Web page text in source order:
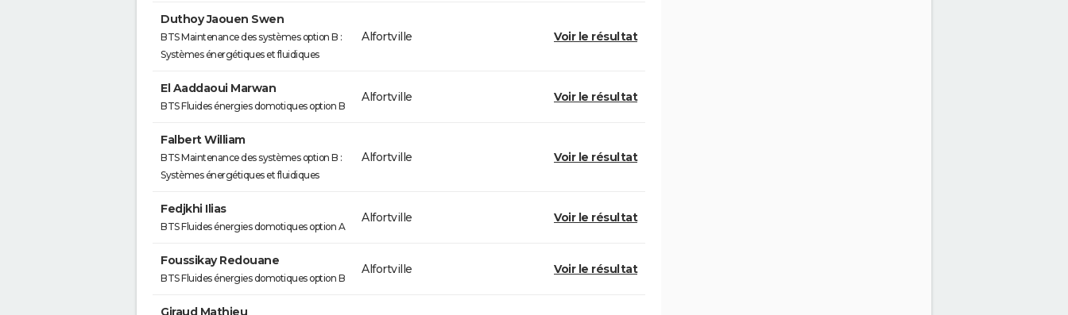
Duthoy Jaouen Swen
BTS Maintenance des systèmes option B :
Systèmes énergétiques et fluidiques
Alfortville Voir le résultat
El Aaddaoui Marwan
BTS Fluides énergies domotiques option B
Alfortville Voir le résultat
Falbert William
BTS Maintenance des systèmes option B :
Systèmes énergétiques et fluidiques
Alfortville Voir le résultat
Fedjkhi Ilias
BTS Fluides énergies domotiques option A
Alfortville Voir le résultat
Foussikay Redouane
BTS Fluides énergies domotiques option B
Alfortville Voir le résultat
Giraud Mathieu